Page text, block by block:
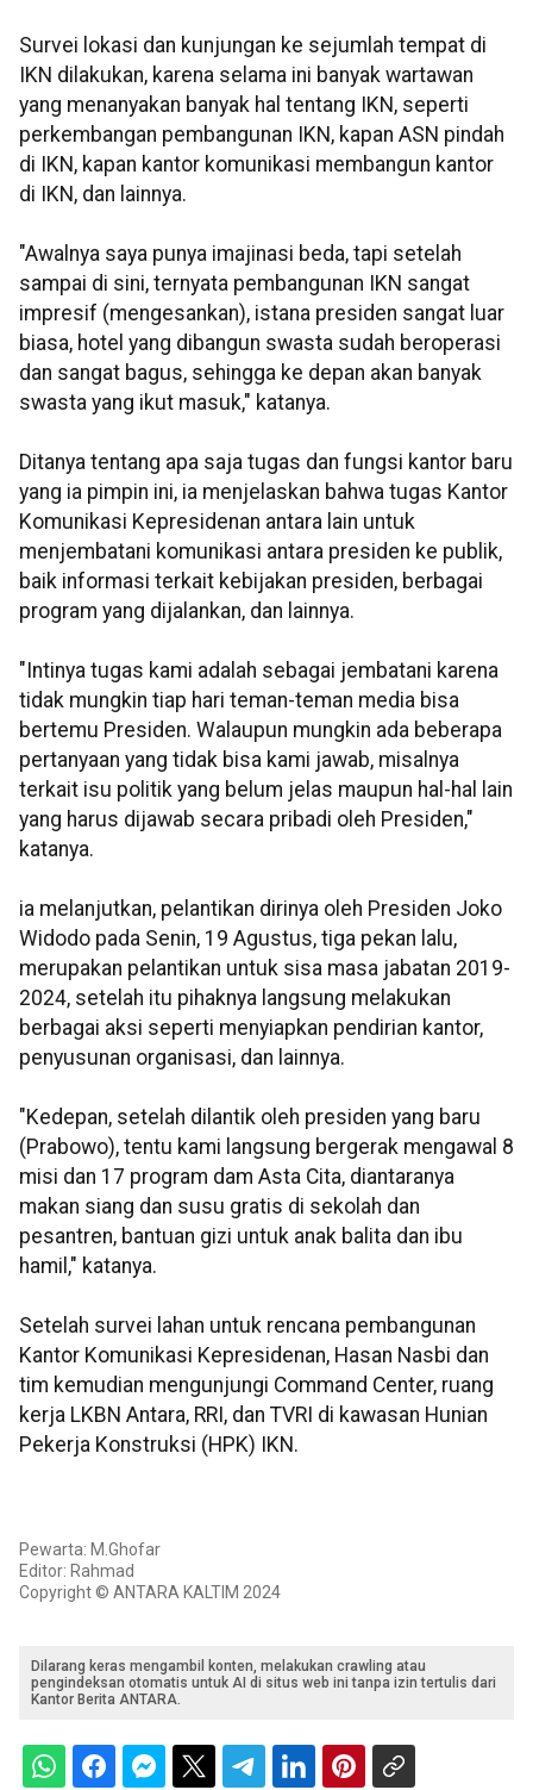
Survei lokasi dan kunjungan ke sejumlah tempat di
IKN dilakukan, karena selama ini banyak wartawan
yang menanyakan banyak hal tentang IKN, seperti
perkembangan pembangunan IKN, kapan ASN pindah
di IKN, kapan kantor komunikasi membangun kantor
di IKN, dan lainnya.
"Awalnya saya punya imajinasi beda, tapi setelah
sampai di sini, ternyata pembangunan IKN sangat
impresif (mengesankan), istana presiden sangat luar
biasa, hotel yang dibangun swasta sudah beroperasi
dan sangat bagus, sehingga ke depan akan banyak
swasta yang ikut masuk," katanya.
Ditanya tentang apa saja tugas dan fungsi kantor baru
yang ia pimpin ini, ia menjelaskan bahwa tugas Kantor
Komunikasi Kepresidenan antara lain untuk
menjembatani komunikasi antara presiden ke publik,
baik informasi terkait kebijakan presiden, berbagai
program yang dijalankan, dan lainnya.
"Intinya tugas kami adalah sebagai jembatani karena
tidak mungkin tiap hari teman-teman media bisa
bertemu Presiden. Walaupun mungkin ada beberapa
pertanyaan yang tidak bisa kami jawab, misalnya
terkait isu politik yang belum jelas maupun hal-hal lain
yang harus dijawab secara pribadi oleh Presiden,"
katanya.
ia melanjutkan, pelantikan dirinya oleh Presiden Joko
Widodo pada Senin, 19 Agustus, tiga pekan lalu,
merupakan pelantikan untuk sisa masa jabatan 2019-
2024, setelah itu pihaknya langsung melakukan
berbagai aksi seperti menyiapkan pendirian kantor,
penyusunan organisasi, dan lainnya.
"Kedepan, setelah dilantik oleh presiden yang baru
(Prabowo), tentu kami langsung bergerak mengawal 8
misi dan 17 program dam Asta Cita, diantaranya
makan siang dan susu gratis di sekolah dan
pesantren, bantuan gizi untuk anak balita dan ibu
hamil," katanya.
Setelah survei lahan untuk rencana pembangunan
Kantor Komunikasi Kepresidenan, Hasan Nasbi dan
tim kemudian mengunjungi Command Center, ruang
kerja LKBN Antara, RRI, dan TVRI di kawasan Hunian
Pekerja Konstruksi (HPK) IKN.
Pewarta: M.Ghofar
Editor: Rahmad
Copyright © ANTARA KALTIM 2024
Dilarang keras mengambil konten, melakukan crawling atau
pengindeksan otomatis untuk AI di situs web ini tanpa izin tertulis dari
Kantor Berita ANTARA.